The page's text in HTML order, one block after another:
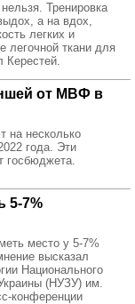
Тренировка
а на вдох,
легких и
легочной ткани для
Керестей.
от МВФ в
на несколько
года. Эти
госбюджета.
5-7%
место у 5-7%
высказал
Национального
(НУЗУ) им.
конференции